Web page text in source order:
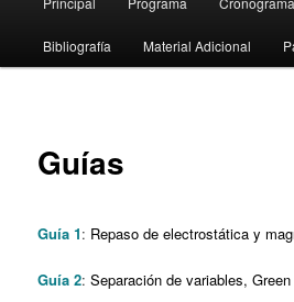
Skip
to
content
Bibliografía Material Adicional
Guías
Guía 1: Repaso de electrostática y
Guía 2:Separación de variables,